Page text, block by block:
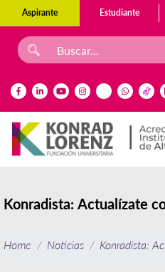
Aspirante Estudiante
Konradista: Actualízate
Home Noticias Konradista: